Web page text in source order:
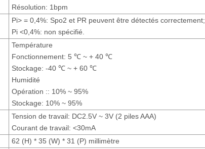
Résolution: 1bpm
Pi> = 0,4%: Spo2 et PR peuvent être détectés correctement;
Pi <0,4%: non spécifié.
Température
Fonctionnement: 5 ℃ ~ + 40 ℃
Stockage: -40 ℃ ~ + 60 ℃
Humidité
Opération :: 10% ~ 95%
Stockage: 10% ~ 95%
Tension de travail: DC2.5V ~ 3V (2 piles AAA)
Courant de travail: <30mA
62 (H) * 35 (W) * 31 (P) millimètre